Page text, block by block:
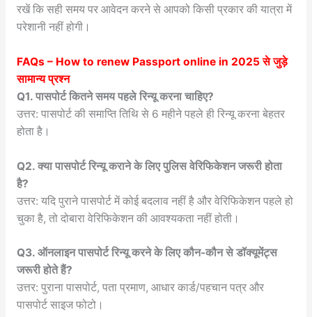
रखें कि सही समय पर आवेदन करने से आपको किसी प्रकार की यात्रा में
परेशानी नहीं होगी।
FAQs – How to renew Passport online in 2025से जुड़े
सामान्य प्रश्न
Q1. पासपोर्ट कितने समय पहले रिन्यू करना चाहिए?
उत्तर: पासपोर्ट की समाप्ति तिथि से 6 महीने पहले ही रिन्यू करना बेहतर
होता है।
Q2. क्या पासपोर्ट रिन्यू कराने के लिए पुलिस वेरिफिकेशन जरूरी होता
है?
उत्तर: यदि पुराने पासपोर्ट में कोई बदलाव नहीं है और वेरिफिकेशन पहले हो
चुका है, तो दोबारा वेरिफिकेशन की आवश्यकता नहीं होती।
Q3. ऑनलाइन पासपोर्ट रिन्यू करने के लिए कौन-कौन से डॉक्यूमेंट्स
जरूरी होते हैं?
उत्तर: पुराना पासपोर्ट, पता प्रमाण, आधार कार्ड/पहचान पत्र और
पासपोर्ट साइज फोटो।